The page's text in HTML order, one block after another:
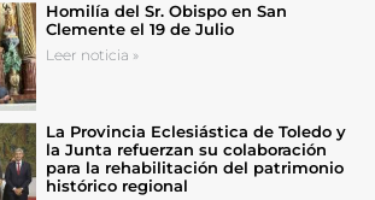
Homilía del Sr. Obispo en San
Clemente el 19 de Julio
Leer noticia »
La Provincia Eclesiástica de Toledo y
la Junta refuerzan su colaboración
para la rehabilitación del patrimonio
histórico regional